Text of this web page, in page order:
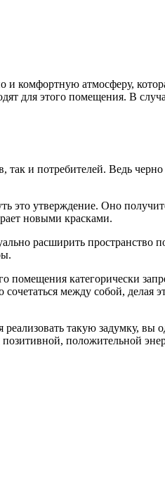
и комфортную атмосферу,
для этого помещения. В
так и потребителей. Ведь
это утверждение. Оно
новыми красками.
расширить пространство
помещения категорически
сочетаться между собой, делая
такую задумку, вы
положительной